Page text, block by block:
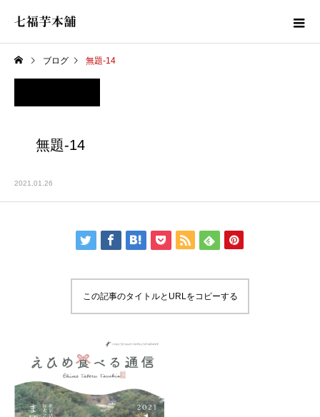
ブログ 無題-14
無題-14
2021.01.26
この記事のタイトルとURLをコピーする